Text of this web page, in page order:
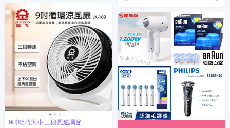
9吋輕巧大小 三段風速調節